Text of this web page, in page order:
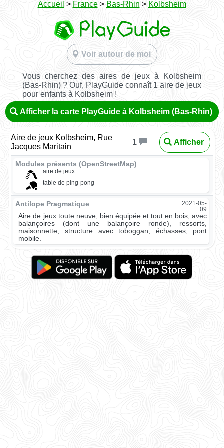
Accueil > France> Bas-Rhin > Kolbsheim
Voir autour de moi
Vous cherchez des aires de jeux à Kolbsheim
(Bas-Rhin) ? Ouf, PlayGuide connaît 1 aire de jeux
pour enfants à Kolbsheim !
Afficher la carte PlayGuide à Kolbsheim (Bas-Rhin)
Aire de jeux Kolbsheim, Rue
Jacques Maritain
1 Afficher
Modules présents (OpenStreetMap)
aire de jeux
table de ping-pong
Antilope Pragmatique
2021-05-
09
Aire de jeux toute neuve, bien équipée et tout en bois, avec
balançoires (dont une balançoire ronde), ressorts,
maisonnette, structure avec toboggan, échasses, pont
mobile.